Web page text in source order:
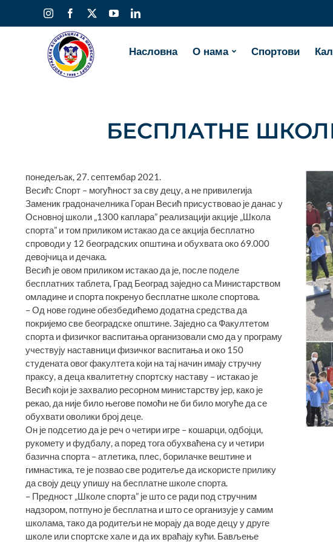
InstagramFacebook YouTubeLinkedIn
Насловна О нама Спортови
БЕСПЛАТНЕ
понедељак, 27. септембар 2021.
Весић: Спорт – могућност за сву децу, а не привилегија
Заменик градоначелника Горан Весић присуствовао је данас у
Основној школи „1300 каплара” реализацији акције „Школа
спорта” и том приликом истакао да се акција бесплатно
спроводи у 12 београдских општина и обухвата око 69.000
девојчица и дечака.
Весић је овом приликом истакао да је, после поделе
бесплатних таблета, Град Београд заједно са Министарством
омладине и спорта покренуо бесплатне школе спортова.
– Од нове године обезбедићемо додатна средства да
покријемо све београдске општине. Заједно са Факултетом
спорта и физичког васпитања организовали смо да у програму
учествују наставници физичког васпитања и око 150
студената овог факултета који на тај начин имају стручну
праксу, а деца квалитетну спортску наставу – истакао је
Весић који је захвалио ресорном министарству јер, како је
рекао, да није било његове помоћи не би било могуће да се
обухвати оволики број деце.
Он је подсетио да је реч о четири игре – кошарци, одбојци,
рукомету и фудбалу, а поред тога обухваћена су и четири
базична спорта – атлетика, плес, борилачке вештине и
гимнастика, те је позвао све родитеље да искористе прилику
да своју децу упишу на бесплатне школе спорта.
– Предност „Школе спорта” је што се ради под стручним
надзором, потпуно је бесплатна и што се организује у самим
школама, тако да родитељи не морају да воде децу у друге
школе или спортске хале и да их враћају кући. Бављење